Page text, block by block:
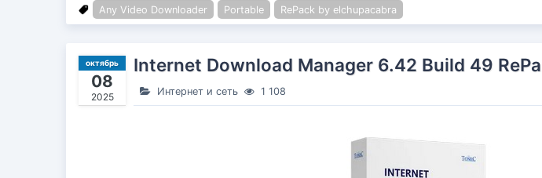
Any Video Downloader Portable RePack by elchupacabra
октябрь
08
2025
Internet Download Manager 6.42 Build 49
Интернет и сеть 1 108